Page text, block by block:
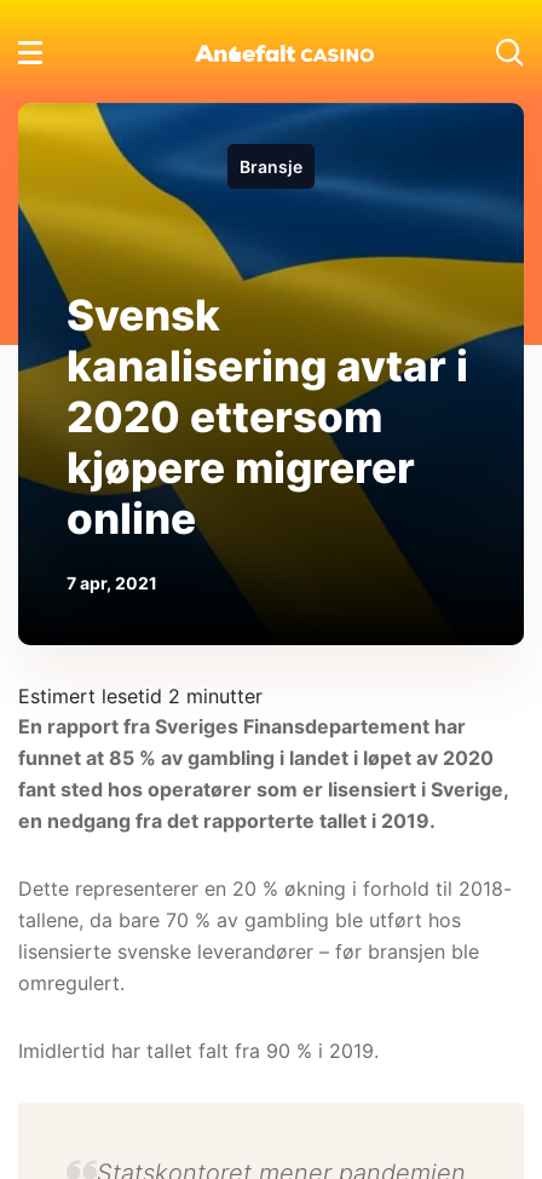
Bransje
Svensk
kanalisering avtar i
2020 ettersom
kjøpere migrerer
online
7 apr, 2021
En rapport fra Sveriges Finansdepartement har
funnet at 85 % av gambling i landet i løpet av 2020
fant sted hos operatører som er lisensiert i Sverige,
en nedgang fra det rapporterte tallet i 2019.
Dette representerer en 20 % økning i forhold til 2018-
tallene, da bare 70 % av gambling ble utført hos
lisensierte svenske leverandører – før bransjen ble
omregulert.
Imidlertid har tallet falt fra 90 % i 2019.